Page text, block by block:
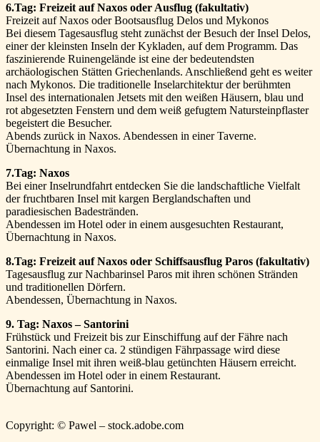
6.Tag: Freizeit auf Naxos oder Ausflug (fakultativ)
Freizeit auf Naxos oder Bootsausflug Delos und Mykonos
Bei diesem Tagesausflug steht zunächst der Besuch der Insel Delos,
einer der kleinsten Inseln der Kykladen, auf dem Programm. Das
faszinierende Ruinengelände ist eine der bedeutendsten
archäologischen Stätten Griechenlands. Anschließend geht es weiter
nach Mykonos. Die traditionelle Inselarchitektur der berühmten
Insel des internationalen Jetsets mit den weißen Häusern, blau und
rot abgesetzten Fenstern und dem weiß gefugtem Natursteinpflaster
begeistert die Besucher.
Abends zurück in Naxos. Abendessen in einer Taverne.
Übernachtung in Naxos.
7.Tag: Naxos
Bei einer Inselrundfahrt entdecken Sie die landschaftliche Vielfalt
der fruchtbaren Insel mit kargen Berglandschaften und
paradiesischen Badestränden.
Abendessen im Hotel oder in einem ausgesuchten Restaurant,
Übernachtung in Naxos.
8.Tag: Freizeit auf Naxos oder Schiffsausflug Paros (fakultativ)
Tagesausflug zur Nachbarinsel Paros mit ihren schönen Stränden
und traditionellen Dörfern.
Abendessen, Übernachtung in Naxos.
9. Tag: Naxos – Santorini
Frühstück und Freizeit bis zur Einschiffung auf der Fähre nach
Santorini. Nach einer ca. 2 stündigen Fährpassage wird diese
einmalige Insel mit ihren weiß-blau getünchten Häusern erreicht.
Abendessen im Hotel oder in einem Restaurant.
Übernachtung auf Santorini.
Copyright: © Pawel – stock.adobe.com